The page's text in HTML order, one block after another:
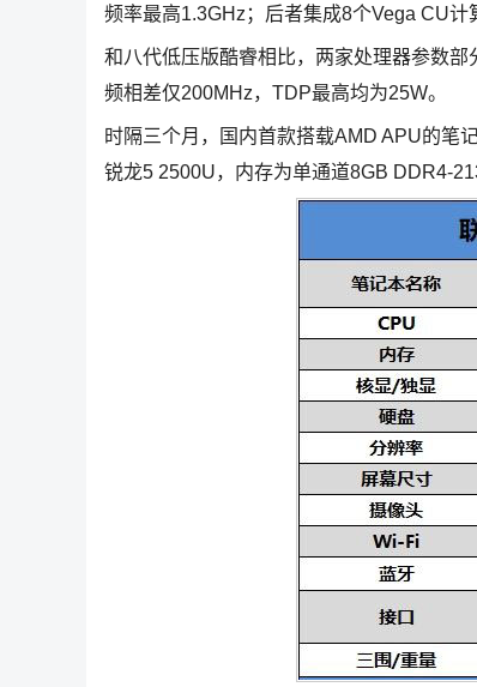
频率最高1.3GHz；后者集成8个Vega CU计
和八代低压版酷睿相比，两家处理器参数
频相差仅200MHz，TDP最高均为25W。
时隔三个月，国内首款搭载AMD APU的笔
锐龙5 2500U，内存为单通道8GB DDR4-